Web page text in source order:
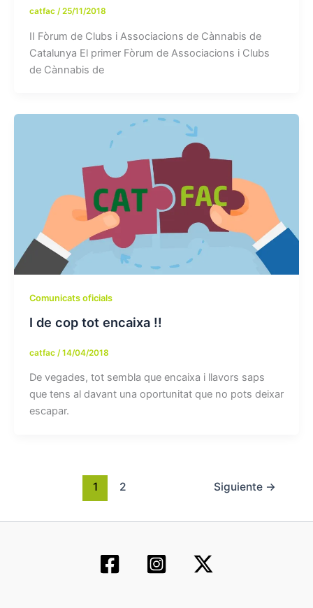
catfac /25/11/2018
II Fòrum de Clubs i Associacions de Cànnabis de
Catalunya El primer Fòrum de Associacions i Clubs
de Cànnabis de
Comunicats oficials
I de cop tot encaixa !!
catfac /14/04/2018
De vegades, tot sembla que encaixa i llavors saps
que tens al davant una oportunitat que no pots deixar
escapar.
1 2 Siguiente →